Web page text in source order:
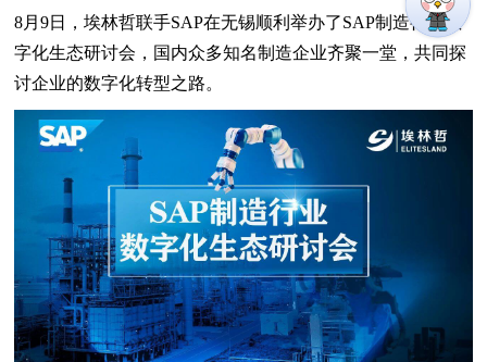
8月9日，埃林哲联手SAP在无锡顺利举办了SAP制造行业数
字化生态研讨会，国内众多知名制造企业齐聚一堂，共同探
讨企业的数字化转型之路。